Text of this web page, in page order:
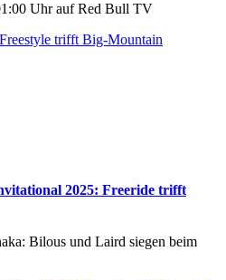
Uhr auf Red Bull TV
trifft Big-Mountain
2025: Freeride trifft
Bilous und Laird siegen beim